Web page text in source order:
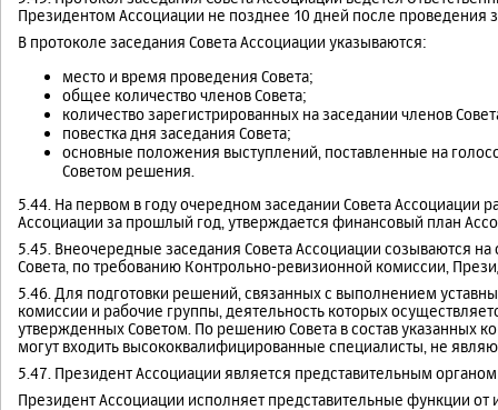
Президентом Ассоциации не позднее 10 дней после проведения
В протоколе заседания Совета Ассоциации указываются:
место и время проведения Совета;
общее количество членов Совета;
количество зарегистрированных на заседании членов
повестка дня заседания Совета;
основные положения выступлений, поставленные на
Советом решения.
5.44. На первом в году очередном заседании Совета Ассоциации
Ассоциации за прошлый год, утверждается финансовый план
5.45. Внеочередные заседания Совета Ассоциации созываются
Совета, по требованию Контрольно-ревизионной комиссии,
5.46. Для подготовки решений, связанных с выполнением
комиссии и рабочие группы, деятельность которых
утвержденных Советом. По решению Совета в состав указанных
могут входить высококвалифицированные специалисты, не
5.47. Президент Ассоциации является представительным
Президент Ассоциации исполняет представительные функции